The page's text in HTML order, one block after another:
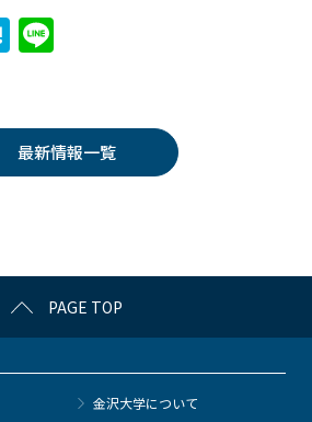
H
n
a
最新情報一覧
PAGE TOP
金沢大学について